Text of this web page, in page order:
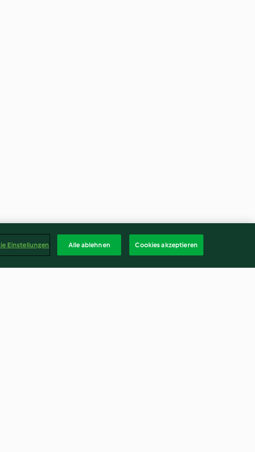
Einstellungen Alle ablehnen Cookies akzeptieren